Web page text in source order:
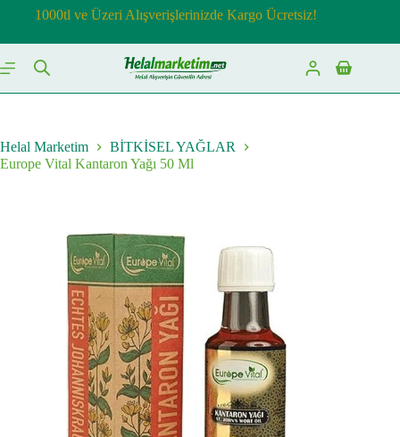
1000tl ve Üzeri Alışverişlerinizde Kargo Ücretsiz!
Shopping
cart
Helal Marketim
BİTKİSEL YAĞLAR
Europe Vital Kantaron Yağı 50 Ml